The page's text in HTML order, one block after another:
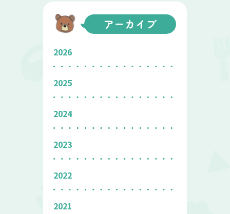
アーカイブ
2026
2025
2024
2023
2022
2021